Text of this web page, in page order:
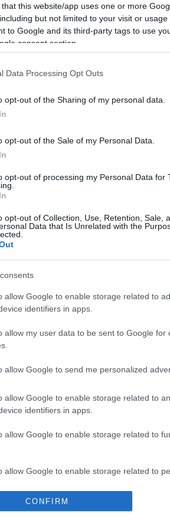
that this website/app uses one or more
but not limited to your visit or
to Google and its third-party tags to use
consent section.
Data Processing Opt Outs
opt-out of the Sharing of my personal data.
opt-out of the Sale of my Personal Data.
opt-out of processing my Personal Data for
opt-out of Collection, Use, Retention, Sale,
Data that Is Unrelated with the
allow Google to enable storage related to
identifiers in apps.
allow my user data to be sent to Google for
allow Google to send me personalized
allow Google to enable storage related to
identifiers in apps.
allow Google to enable storage related to
allow Google to enable storage related to
allow Google to enable storage related to
functionality and fraud prevention, and
CONFIRM
ξεκίνησε τη Δευτέρα η
στον Ολυμπιακό.
με τον Πανσερραϊκό έκαναν
και ολοκλήρωσαν με
ακολούθησε θεραπεία.
πρόκριση στη Σόφια